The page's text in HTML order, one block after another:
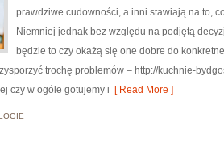
prawdziwe cudowności, a inni stawiają na to,
Niemniej jednak bez względu na podjętą
będzie to czy okażą się one dobre do
trochę problemów – http://kuchnie-
czy w ogóle gotujemy i [ Read More ]